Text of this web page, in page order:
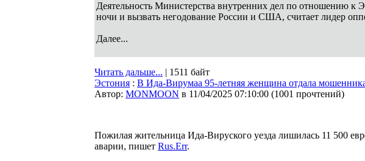
Деятельность Министерства внутренних дел по отношению к
ночи и вызвать негодование России и США, считает лидер
Далее...
Читать дальше... | 1511 байт
Эстония : В Ида-Вирумаа 95-летняя женщина отдала
Автор: MONMOON в 11/04/2025 07:10:00 (1001 прочтений)
Пожилая жительница Ида-Вируского уезда лишилась 11 500
аварии, пишет Rus.Err.